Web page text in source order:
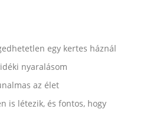
egy kertes háznál
nyaralásom
az élet
is létezik, és fontos, hogy